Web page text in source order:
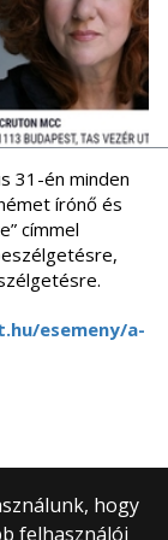
31-én minden
írónő és
címmel
esemeny/a-
hogy
felhasználói